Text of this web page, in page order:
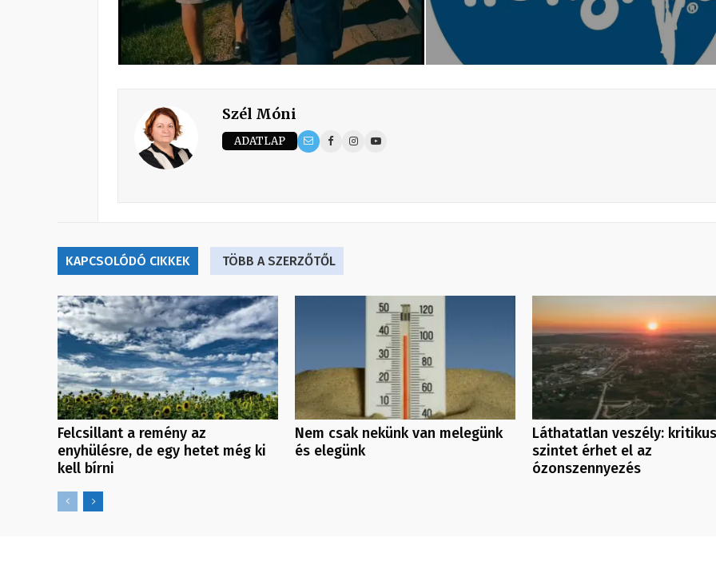
Szél Móni
ADATLAP
KAPCSOLÓDÓ CIKKEK TÖBB A SZERZŐTŐL
Felcsillant a remény az
enyhülésre, de egy hetet még ki
kell bírni
Nem csak nekünk van melegünk
és elegünk
Láthatatlan veszély: kritikus
szintet érhet el az
ózonszennyezés